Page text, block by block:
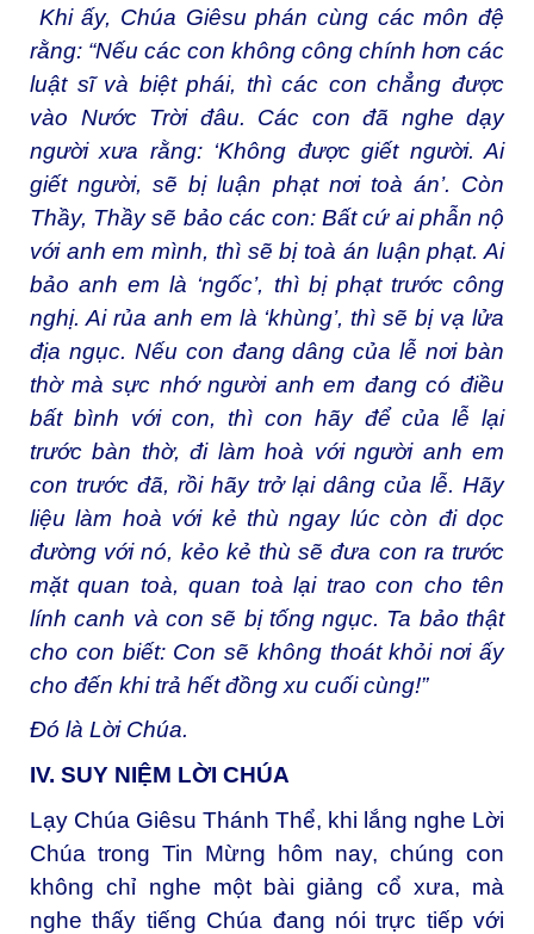
Khi ấy, Chúa Giêsu phán cùng các môn đệ
rằng: “Nếu các con không công chính hơn các
luật sĩ và biệt phái, thì các con chẳng được
vào Nước Trời đâu. Các con đã nghe dạy
người xưa rằng: ‘Không được giết người. Ai
giết người, sẽ bị luận phạt nơi toà án’. Còn
Thầy, Thầy sẽ bảo các con: Bất cứ ai phẫn nộ
với anh em mình, thì sẽ bị toà án luận phạt. Ai
bảo anh em là ‘ngốc’, thì bị phạt trước công
nghị. Ai rủa anh em là ‘khùng’, thì sẽ bị vạ lửa
địa ngục. Nếu con đang dâng của lễ nơi bàn
thờ mà sực nhớ người anh em đang có điều
bất bình với con, thì con hãy để của lễ lại
trước bàn thờ, đi làm hoà với người anh em
con trước đã, rồi hãy trở lại dâng của lễ. Hãy
liệu làm hoà với kẻ thù ngay lúc còn đi dọc
đường với nó, kẻo kẻ thù sẽ đưa con ra trước
mặt quan toà, quan toà lại trao con cho tên
lính canh và con sẽ bị tống ngục. Ta bảo thật
cho con biết: Con sẽ không thoát khỏi nơi ấy
cho đến khi trả hết đồng xu cuối cùng!”
Đó là Lời Chúa.
IV. SUY NIỆM LỜI CHÚA
Lạy Chúa Giêsu Thánh Thể, khi lắng nghe Lời
Chúa trong Tin Mừng hôm nay, chúng con
không chỉ nghe một bài giảng cổ xưa, mà
nghe thấy tiếng Chúa đang nói trực tiếp với